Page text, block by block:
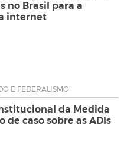
no Brasil para a
internet
E FEDERALISMO
da Medida
de caso sobre as ADIs